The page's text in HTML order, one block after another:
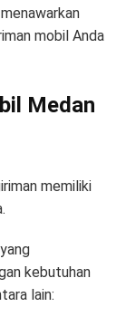
mobil Anda
Medan
memiliki
kebutuhan
lain: